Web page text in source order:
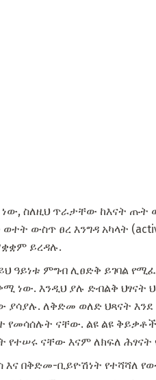
ስለዚህ ጥራታቸው ከእናት ጡት
ውስጥ ፀረ እንግዳ አካላት
ይረዳሉ.
ዓይነቱ ምግብ ሊፀድቅ ይገባል
ነው. እንዲህ ያሉ ድብልቅ ህፃናት
ያሳያሉ. ለቅድመ ወለድ ህጻናት
የመሳሰሉት ናቸው. ልዩ ልዩ
የተሠሩ ናቸው እናም ለክፍለ
በቅድመ-ቢይዮሽነት የተሻሻለ